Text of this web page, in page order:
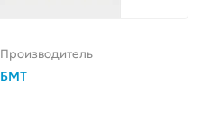
Производитель
БМТ